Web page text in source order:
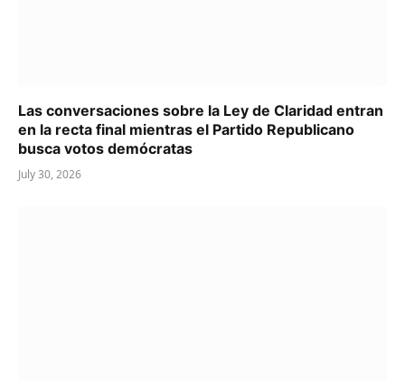
Las conversaciones sobre la Ley de Claridad entran
en la recta final mientras el Partido Republicano
busca votos demócratas
July 30, 2026